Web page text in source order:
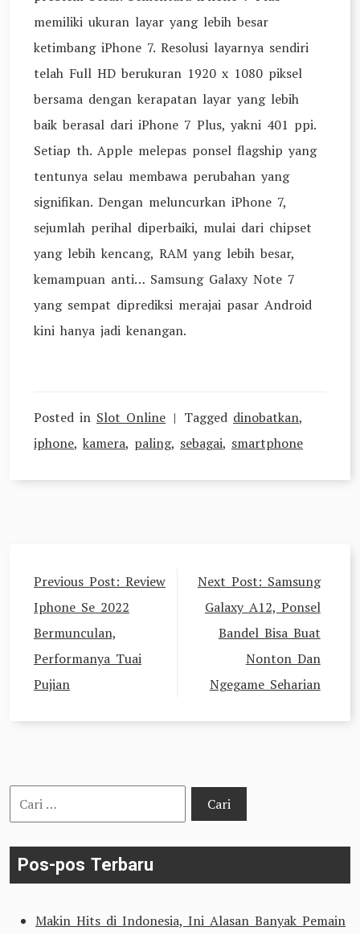
memiliki ukuran layar yang lebih besar
ketimbang iPhone 7. Resolusi layarnya sendiri
telah Full HD berukuran 1920 x 1080 piksel
bersama dengan kerapatan layar yang lebih
baik berasal dari iPhone 7 Plus, yakni 401 ppi.
Setiap th. Apple melepas ponsel flagship yang
tentunya selau membawa perubahan yang
signifikan. Dengan meluncurkan iPhone 7,
sejumlah perihal diperbaiki, mulai dari chipset
yang lebih kencang, RAM yang lebih besar,
kemampuan anti… Samsung Galaxy Note 7
yang sempat diprediksi merajai pasar Android
kini hanya jadi kenangan.
Posted in Slot Online Tagged dinobatkan,
iphone, kamera, paling, sebagai, smartphone
Navigasi
pos
Previous Post: Review
Iphone Se 2022
Bermunculan,
Performanya Tuai
Pujian
Next Post: Samsung
Galaxy A12, Ponsel
Bandel Bisa Buat
Nonton Dan
Ngegame Seharian
Cari
untuk:
Pos-pos Terbaru
Makin Hits di Indonesia, Ini Alasan Banyak Pemain